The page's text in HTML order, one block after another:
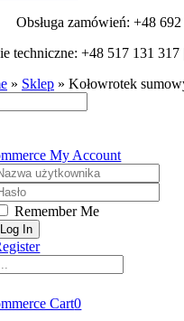
Obsługa zamówień: +48
techniczne: +48 517 131
» Sklep » Kołowrotek
My Account
Remember Me
Cart0